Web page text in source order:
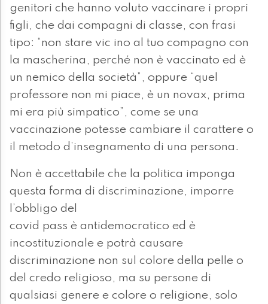
genitori che hanno voluto vaccinare i propri
figli, che dai compagni di classe, con frasi
tipo: “non stare vic ino al tuo compagno con
la mascherina, perché non è vaccinato ed è
un nemico della società”, oppure “quel
professore non mi piace, è un novax, prima
mi era più simpatico”, come se una
vaccinazione potesse cambiare il carattere o
il metodo d’insegnamento di una persona.
Non è accettabile che la politica imponga
questa forma di discriminazione, imporre
l’obbligo del
covid pass è antidemocratico ed è
incostituzionale e potrà causare
discriminazione non sul colore della pelle o
del credo religioso, ma su persone di
qualsiasi genere e colore o religione, solo